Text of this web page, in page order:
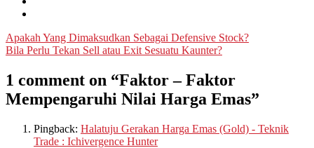
Post
navigation
Apakah Yang Dimaksudkan Sebagai Defensive Stock?
Bila Perlu Tekan Sell atau Exit Sesuatu Kaunter?
1 comment on “Faktor – Faktor
Mempengaruhi Nilai Harga Emas”
Pingback: Halatuju Gerakan Harga Emas (Gold) - Teknik
Trade : Ichivergence Hunter